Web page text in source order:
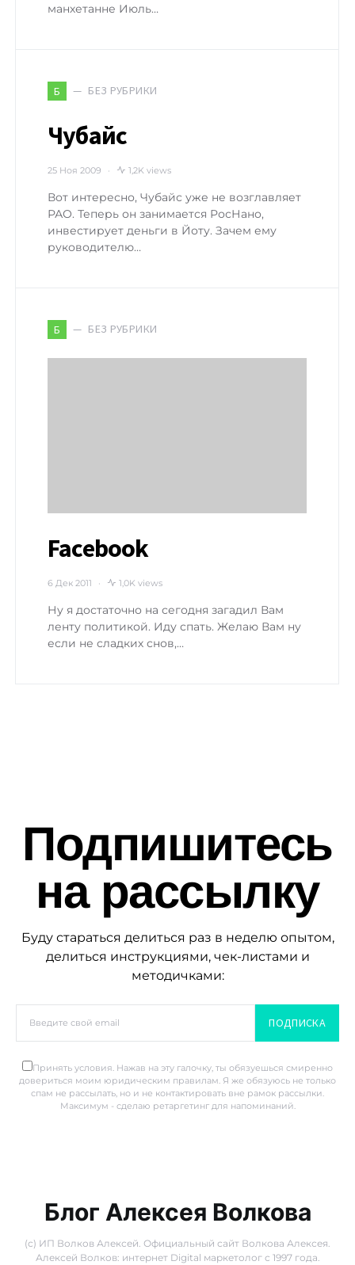
манхетанне Июль…
Б БЕЗ РУБРИКИ
Чубайс
25 Ноя 2009 1,2K views
Вот интересно, Чубайс уже не возглавляет
РАО. Теперь он занимается РосНано,
инвестирует деньги в Йоту. Зачем ему
руководителю…
Б БЕЗ РУБРИКИ
Facebook
6 Дек 2011 1,0K views
Ну я достаточно на сегодня загадил Вам
ленту политикой. Иду спать. Желаю Вам ну
если не сладких снов,…
Подпишитесь
на рассылку
Буду стараться делиться раз в неделю опытом,
делиться инструкциями, чек-листами и
методичками:
ПОДПИСКА
Принять условия. Нажав на эту галочку, ты обязуешься смиренно
довериться моим юридическим правилам. Я же обязуюсь не только
спам не рассылать, но и не контактировать вне рамок рассылки.
Максимум - сделаю ретаргетинг для напоминаний.
Блог Алексея Волкова
(с) ИП Волков Алексей. Официальный сайт Волкова Алексея.
Алексей Волков: интернет Digital маркетолог с 1997 года.